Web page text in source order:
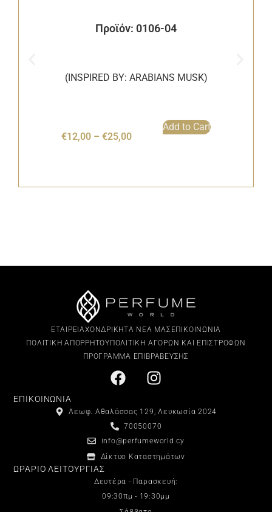
Προϊόν: 0106-04
(INSPIRED BY: ARABIANS MUSK)
€12,00 – €25,00
Add to Cart
ΕΤΑΙΡΕΙΑΧΟΝΔΡΙΚΗΤΑ ΝΕΑ ΜΑΣ ΕΠΙΚΟΙΝΩΝΙΑ
ΠΟΛΙΤΙΚΗ ΑΠΟΡΡΗΤΟΥΠΟΛΙΤΙΚΗ ΑΓΟΡΩΝ ΚΑΙ ΕΠΙΣΤΡΟΦΩΝ
ΠΡΟΓΡΑΜΜΑ ΕΠΙΒΡΑΒΕΥΣΗΣ
ΕΠΙΚΟΙΝΩΝΙΑ
Λεωφ. Αθαλάσσας 129, Λευκωσία 2024
70050070
info@perfumeworld.cy
Δίκτυο Καταστημάτων
ΩΡΑΡΙΟ ΛΕΙΤΟΥΡΓΙΑΣ
Δευτέρα - Παρασκευή:
09:30πμ - 19:30μμ